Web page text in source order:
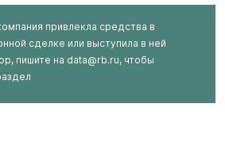
привлекла средства в
сделке или выступила в ней
пишите на data@rb.ru, чтобы